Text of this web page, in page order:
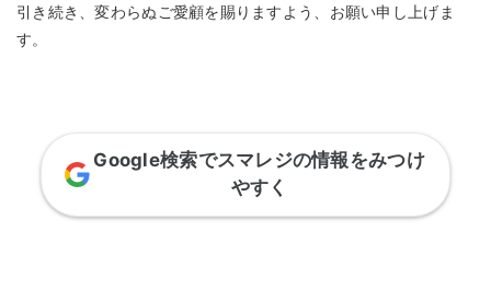
引き続き、変わらぬご愛顧を賜りますよう、お願い申し上げま
す。
Google検索でスマレジの情報をみつけ
やすく